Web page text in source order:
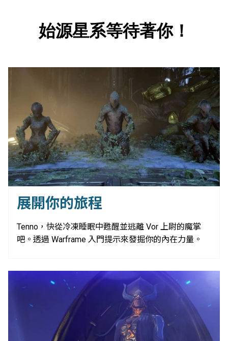
始源星系等待著你！
展開你的旅程
Tenno，快從冷凍睡眠中甦醒並逃離 Vor 上尉的魔掌
吧。透過 Warframe 入門提示來發掘你的內在力量。